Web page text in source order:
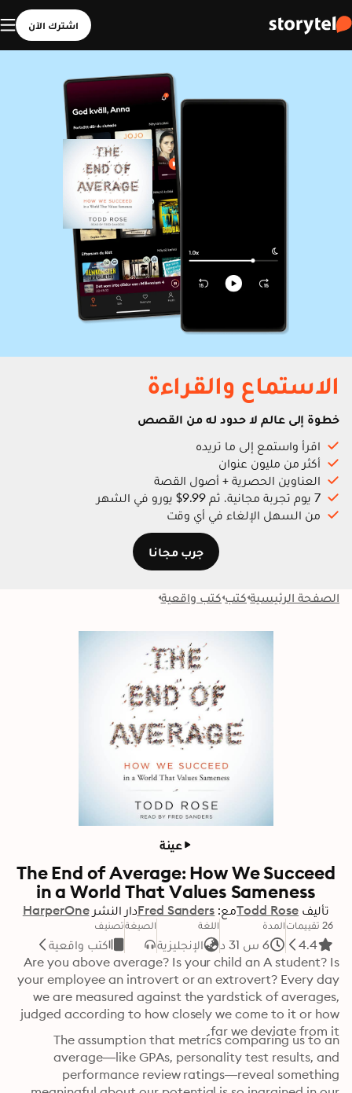
اشترك الآن
الاستماع والقراءة
خطوة إلى عالم لا حدود له من القصص
اقرأ واستمع إلى ما تريده
أكثر من مليون عنوان
العناوين الحصرية + أصول القصة
7 يوم تجربة مجانية، ثم 9.99$ يورو في الشهر
من السهل الإلغاء في أي وقت
جرب مجانا
الصفحة الرئيسية كتب كتب واقعية
عينة
The End of Average: How We Succeed
in a World That Values Sameness
تأليف Todd Roseمع: Fred Sandersدار النشر HarperOne
26 تقييمات
4.4
المدة
6 س 31 د
اللغة
الإنجليزية
الصيغةتصنيف
كتب واقعية
Are you above average? Is your child an A student? Is
your employee an introvert or an extrovert? Every day
far we deviate from it.